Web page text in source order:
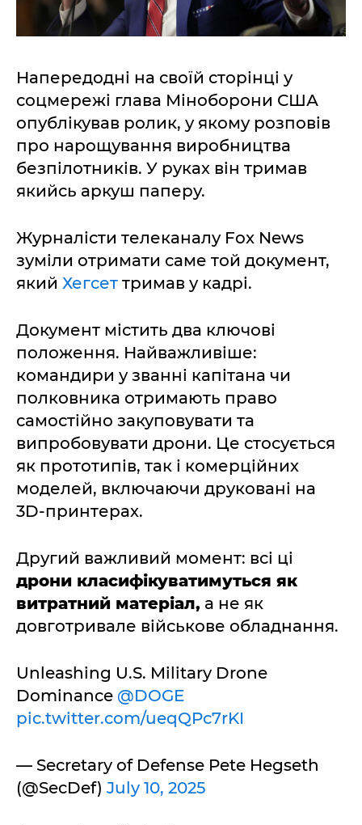
Напередодні на своїй сторінці у
соцмережі глава Міноборони США
опублікував ролик, у якому розповів
про нарощування виробництва
безпілотників. У руках він тримав
якийсь аркуш паперу.
Журналісти телеканалу Fox News
зуміли отримати саме той документ,
який Хегсет тримав у кадрі.
Документ містить два ключові
положення. Найважливіше:
командири у званні капітана чи
полковника отримають право
самостійно закуповувати та
випробовувати дрони. Це стосується
як прототипів, так і комерційних
моделей, включаючи друковані на
3D-принтерах.
Другий важливий момент: всі ці
дрони класифікуватимуться як
витратний матеріал, а не як
довготривале військове обладнання.
Unleashing U.S. Military Drone
Dominance @DOGE
pic.twitter.com/ueqQPc7rKI
— Secretary of Defense Pete Hegseth
(@SecDef) July 10, 2025